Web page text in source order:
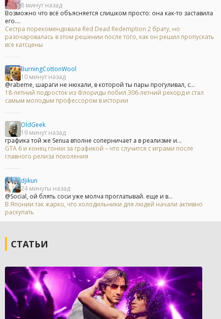
8 минут назад
Возможно что всё объясняется слишком просто: она как-то заставила
его....
Сестра порекомендовала Red Dead Redemption 2 брату, но
разочаровалась в этом решении после того, как он решил пропускать
все катсцены
BurningCottonWool
10 минут назад
@rabeme, шараги не нюхали, в которой ты пары прогуливал, с...
18-летний подросток из Флориды побил 306-летний рекорд и стал
самым молодым профессором в истории
OldGeek
19 минут назад
графика той же Senua вполне соперничает а в реализме и...
GTA 6 и конец гонки за графикой – что случится с играми после
главного релиза поколения
djikun
24 минуты назад
@Social, ой блять соси уже молча проглатывай. еще и в...
В Японии так жарко, что холодильники для людей начали активно
раскупать
СТАТЬИ